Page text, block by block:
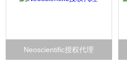
Neoscientific授权代理